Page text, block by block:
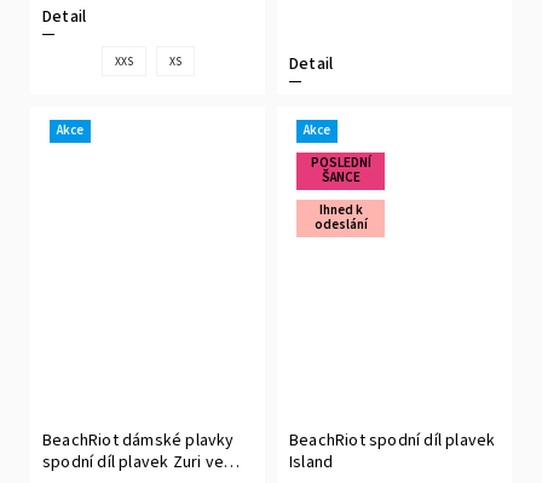
Detail
XXS XS Detail
Akce
BeachRiot dámské plavky
spodní díl plavek Zuri ve
Akce
POSLEDNÍ
ŠANCE
Ihned k
odeslání
BeachRiot spodní díl plavek
Island